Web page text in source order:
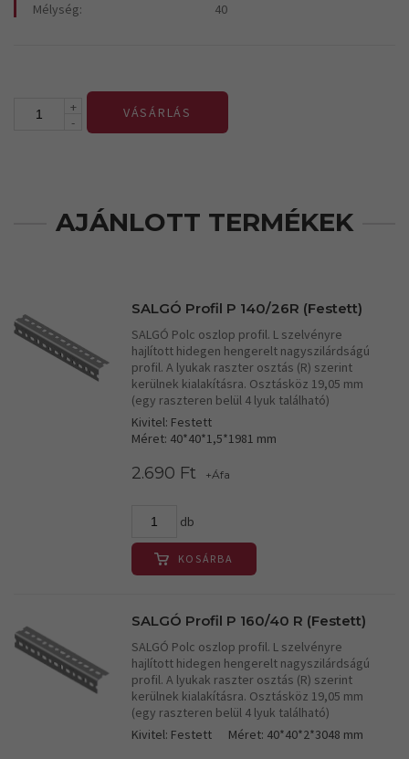
Mélység:
40
+
-
VÁSÁRLÁS
AJÁNLOTT TERMÉKEK
SALGÓ Profil P 140/26R (Festett)
SALGÓ Polc oszlop profil. L szelvényre
hajlított hidegen hengerelt nagyszilárdságú
profil. A lyukak raszter osztás (R) szerint
kerülnek kialakításra. Osztásköz 19,05 mm
(egy raszteren belül 4 lyuk található)
Kivitel: Festett
Méret: 40*40*1,5*1981 mm
2.690 Ft +Áfa
db
KOSÁRBA
SALGÓ Profil P 160/40 R (Festett)
SALGÓ Polc oszlop profil. L szelvényre
hajlított hidegen hengerelt nagyszilárdságú
profil. A lyukak raszter osztás (R) szerint
kerülnek kialakításra. Osztásköz 19,05 mm
(egy raszteren belül 4 lyuk található)
Kivitel: Festett
Méret: 40*40*2*3048 mm